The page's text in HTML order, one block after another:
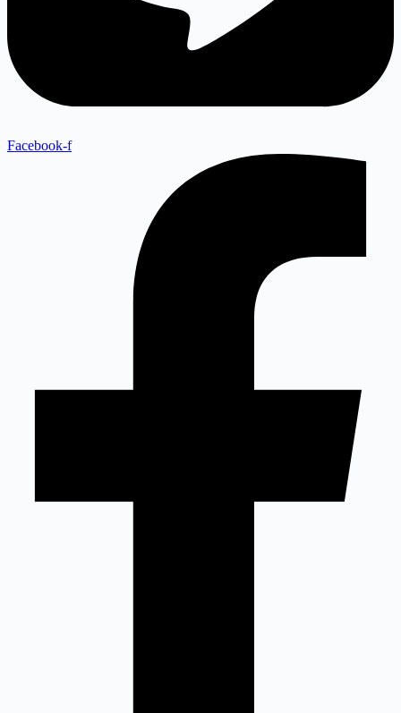
Facebook-f